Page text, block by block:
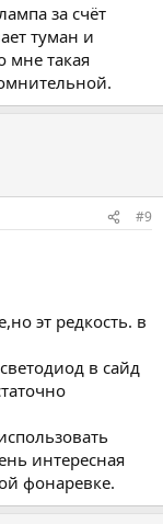
за счёт
туман и
мне такая
#9
эт редкость. в
в сайд
интересная
фонаревке.